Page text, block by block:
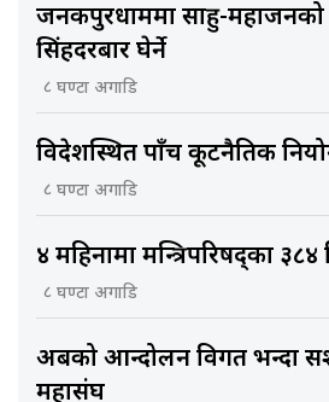
जनकपुरधाममा साहु-महाजनको
सिंहदरबार घेर्ने
८ घण्टा अगाडि
विदेशस्थित पाँच कूटनैतिक
८ घण्टा अगाडि
४ महिनामा मन्त्रिपरिषद्का ३८४
८ घण्टा अगाडि
अबको आन्दोलन विगत भन्दा
महासंघ